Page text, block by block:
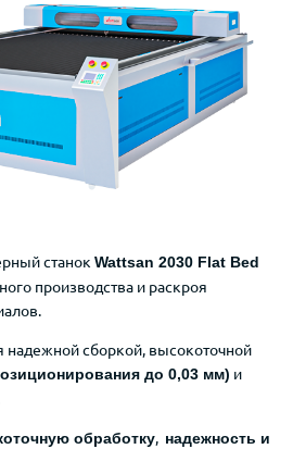
станок Wattsan 2030 Flat Bed
производства и раскроя
надежной сборкой, высокоточной
до 0,03 мм) и
обработку, надежность и